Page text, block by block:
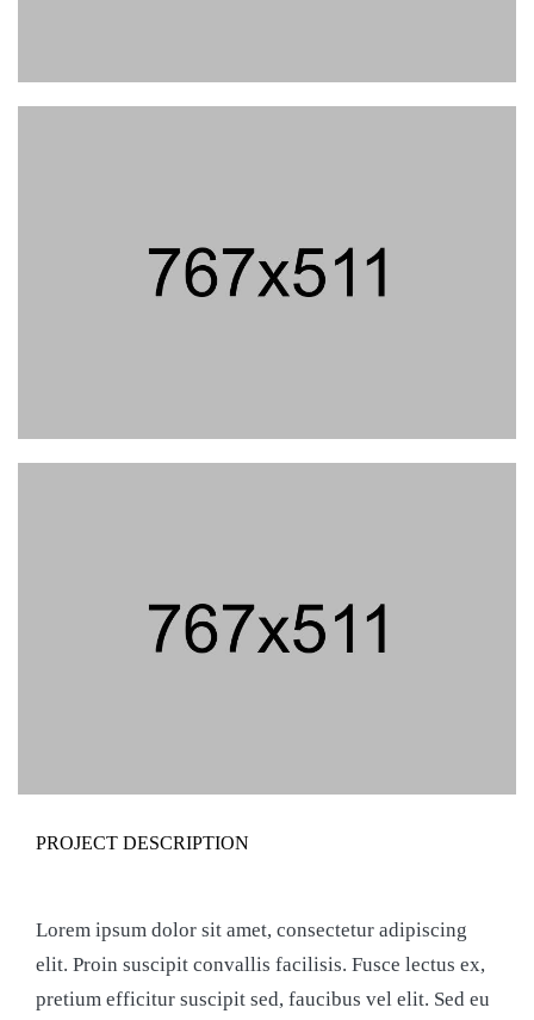
PROJECT DESCRIPTION
Lorem ipsum dolor sit amet, consectetur adipiscing
elit. Proin suscipit convallis facilisis. Fusce lectus ex,
pretium efficitur suscipit sed, faucibus vel elit. Sed eu